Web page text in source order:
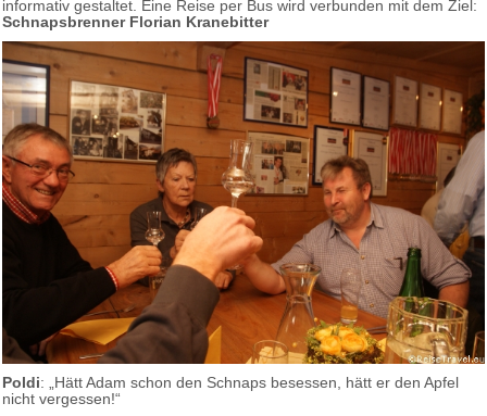
informativ gestaltet. Eine Reise per Bus wird verbunden mit dem Ziel:
Schnapsbrenner Florian Kranebitter
Poldi: „Hätt Adam schon den Schnaps besessen, hätt er den Apfel
nicht vergessen!“